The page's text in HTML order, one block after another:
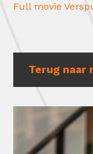
Full movie
Terug naar